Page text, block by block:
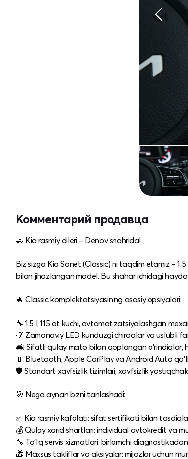
Комментарий продавца
🚗 Kia rasmiy dileri – Denov shahrida!
Biz sizga Kia Sonet (Classic) ni taqdim etamiz –
bilan jihozlangan model. Bu shahar ichidagi
🔥 Classic komplektatsiyasining asosiy opsiyalari:
🔧 1.5 l, 115 ot kuchi, avtomatizatsiyalashgan
💡 Zamonaviy LED kunduzgi chiroqlar va uslubli
🛋️ Sifatli qulay mato bilan qoplangan o‘rindiqlar,
📱 Bluetooth, Apple CarPlay va Android Auto
🛡️ Standart xavfsizlik tizimlari, xavfsizlik
🎯 Nega aynan bizni tanlashadi:
✅ Kia rasmiy kafolati: sifat sertifikati bilan
💰 Qulay xarid shartlari: individual avtokredit va
🔧 To‘liq servis xizmatlari: birlamchi
🎁 Maxsus takliflar va aksiyalar: mijozlar uchun